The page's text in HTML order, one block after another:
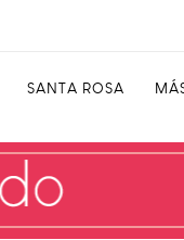
SANTA ROSA